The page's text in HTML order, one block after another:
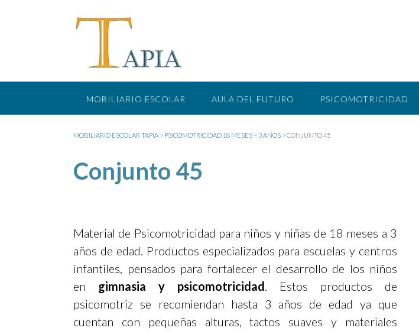
MOBILIARIO ESCOLAR AULA DEL FUTURO PSICOMOTRICIDAD
MOBILIARIO ESCOLAR TAPIA > PSICOMOTRICIDAD 18 MESES – 3 AÑOS >CONJUNTO 45
Conjunto 45
Material de Psicomotricidad para niños y niñas de 18 meses a 3
años de edad. Productos especializados para escuelas y centros
infantiles, pensados para fortalecer el desarrollo de los niños
en gimnasia y psicomotricidad . Estos productos de
psicomotriz se recomiendan hasta 3 años de edad ya que
cuentan con pequeñas alturas, tactos suaves y materiales